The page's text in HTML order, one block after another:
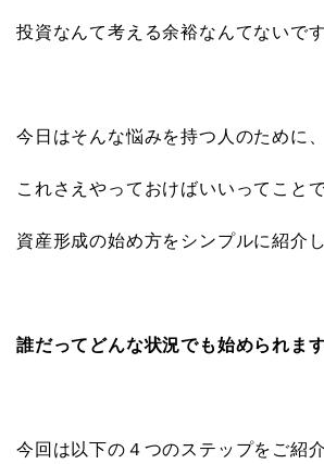
投資なんて考える余裕なんてないです
今日はそんな悩みを持つ人のために、
これさえやっておけばいいってこと
資産形成の始め方をシンプルに紹介
誰だってどんな状況でも始められます
今回は以下の４つのステップをご紹